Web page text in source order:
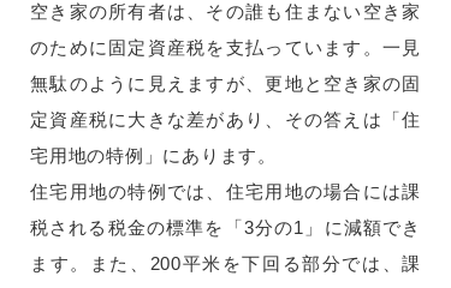
空き家の所有者は、その誰も住まない空き家
のために固定資産税を支払っています。一見
無駄のように見えますが、更地と空き家の固
定資産税に大きな差があり、その答えは「住
宅用地の特例」にあります。
住宅用地の特例では、住宅用地の場合には課
税される税金の標準を「3分の1」に減額でき
ます。また、200平米を下回る部分では、課